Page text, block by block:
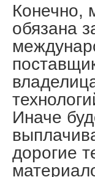
Конечно,
обязана
Иначе
дорогие